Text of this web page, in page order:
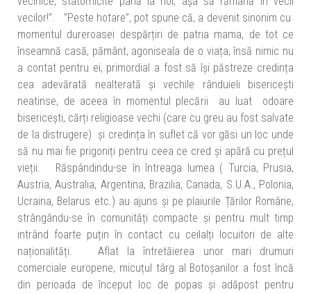
vecilor!”. ”Peste hotare”, pot spune că, a devenit sinonim cu
momentul dureroasei despărțiri de patria mama, de tot ce
înseamnă casă, pământ, agoniseala de o viața, însă nimic nu
a contat pentru ei, primordial a fost să își păstreze credința
cea adevărată nealterată și vechile rânduieli bisericești
neatinse, de aceea în momentul plecării au luat odoare
bisericești, cărți religioase vechi (care cu greu au fost salvate
de la distrugere) și credința în suflet că vor găsi un loc unde
să nu mai fie prigoniți pentru ceea ce cred și apără cu prețul
vieții. Răspândindu-se în întreaga lumea ( Turcia, Prusia,
Austria, Australia, Argentina, Brazilia, Canada, S.U.A., Polonia,
Ucraina, Belarus etc.) au ajuns și pe plaiurile Țărilor Române,
strângându-se în comunități compacte și pentru mult timp
intrând foarte puțin în contact cu ceilalți locuitori de alte
naționalități. Aflat la întretăierea unor mari drumuri
comerciale europene, micuțul târg al Botoșanilor a fost încă
din perioada de început loc de popas și adăpost pentru